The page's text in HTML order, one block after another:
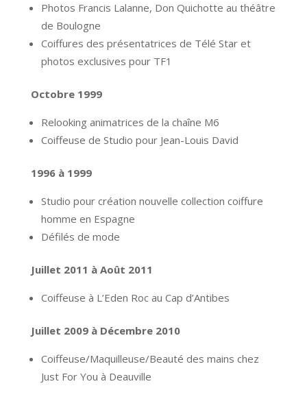
Photos Francis Lalanne, Don Quichotte au théâtre
de Boulogne
Coiffures des présentatrices de Télé Star et
photos exclusives pour TF1
Octobre 1999
Relooking animatrices de la chaîne M6
Coiffeuse de Studio pour Jean-Louis David
1996 à 1999
Studio pour création nouvelle collection coiffure
homme en Espagne
Défilés de mode
Juillet 2011 à Août 2011
Coiffeuse à L’Eden Roc au Cap d’Antibes
Juillet 2009 à Décembre 2010
Coiffeuse/Maquilleuse/Beauté des mains chez
Just For You à Deauville